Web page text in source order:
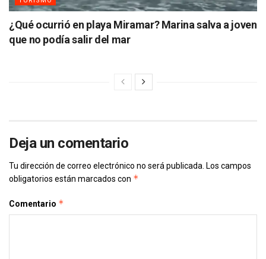
¿Qué ocurrió en playa Miramar? Marina salva a joven
que no podía salir del mar
Deja un comentario
Tu dirección de correo electrónico no será publicada. Los campos
obligatorios están marcados con *
Comentario *